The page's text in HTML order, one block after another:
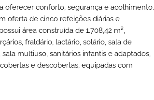
oferecer conforto, segurança e acolhimento.
oferta de cinco refeições diárias e
área construída de 1.708,42 m²,
fraldário, lactário, solário, sala de
multiuso, sanitários infantis e adaptados,
e descobertas, equipadas com